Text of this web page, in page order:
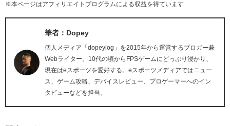
※本ページはアフィリエイトプログラムによる収益を得ています
筆者：Dopey
個人メディア「dopeylog」を2015年から運営するブロガー兼
Webライター。10代の頃からFPSゲームにどっぷり浸かり、
現在はeスポーツを愛好する。eスポーツメディアではニュー
ス、ゲーム攻略、デバイスレビュー、プロゲーマーへのイン
タビューなどを担当。